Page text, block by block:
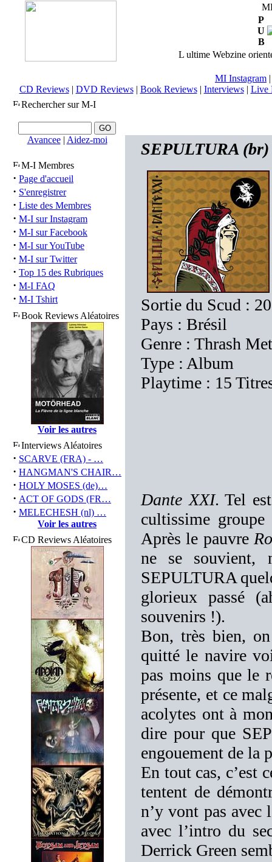
P
U
B
L ultime Webzine
MI Instagram
CD Reviews| DVD Reviews| Book Reviews| Interviews| Live
Rechercher sur M-I
Avancee| Aidez-moi
M-I Membres
· Page d'accueil
· S'enregistrer
· Liste des Membres
· M-I sur Instagram
· M-I sur Facebook
· M-I sur YouTube
· M-I sur Twitter
· Top 15 des Rubriques
· M-I FAQ
· M-I Tshirt
Book Reviews Aléatoires
Voir les autres
Interviews Aléatoires
· SCARVE (FRA) - …
· HANGMAN'S CHAIR…
· HOLY MOSES (de)…
· ACT OF GODS (FR…
· MELECHESH (nl) …
Voir les autres
CD Reviews Aléatoires
SEPULTURA
Sortie du Scud :
Pays : Brésil
Genre : Thrash
Type : Album
Playtime : 15
Dante XXI. Tel
cultissime
Après le pauvre
ne se souvient,
SEPULTURA
glorieux passé
souvenirs !).
Bon, très bien,
quitté le navire
pas moins que le
présente, et ce
acolytes ont à
dire pour que
engouement de la
En tout cas, c’est
tentent de
n’y vont pas
avec l’intro du
Derrick Green